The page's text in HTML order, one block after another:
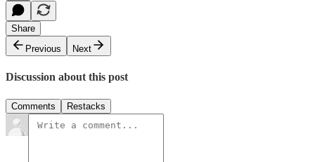
Share
Previous
Next
Discussion about this post
Comments Restacks